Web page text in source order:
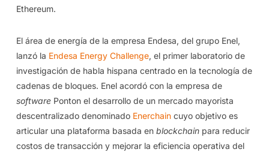
Ethereum.
El área de energía de la empresa Endesa, del grupo Enel,
lanzó la Endesa Energy Challenge, el primer laboratorio de
investigación de habla hispana centrado en la tecnología de
cadenas de bloques. Enel acordó con la empresa de
software Ponton el desarrollo de un mercado mayorista
descentralizado denominado Enerchaincuyo objetivo es
articular una plataforma basada en blockchainpara reducir
costos de transacción y mejorar la eficiencia operativa del